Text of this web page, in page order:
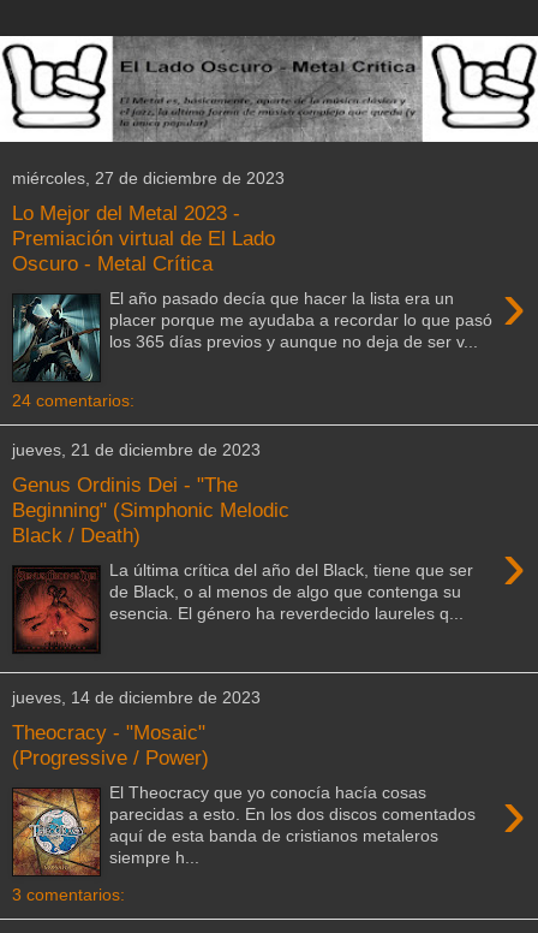
miércoles, 27 de diciembre de 2023
Lo Mejor del Metal 2023 -
Premiación virtual de El Lado
Oscuro - Metal Crítica
›
El año pasado decía que hacer la lista era un
placer porque me ayudaba a recordar lo que pasó
los 365 días previos y aunque no deja de ser v...
24 comentarios:
jueves, 21 de diciembre de 2023
Genus Ordinis Dei - "The
Beginning" (Simphonic Melodic
Black / Death)
›
La última crítica del año del Black, tiene que ser
de Black, o al menos de algo que contenga su
esencia. El género ha reverdecido laureles q...
jueves, 14 de diciembre de 2023
Theocracy - "Mosaic"
(Progressive / Power)
›
El Theocracy que yo conocía hacía cosas
parecidas a esto. En los dos discos comentados
aquí de esta banda de cristianos metaleros
siempre h...
3 comentarios: